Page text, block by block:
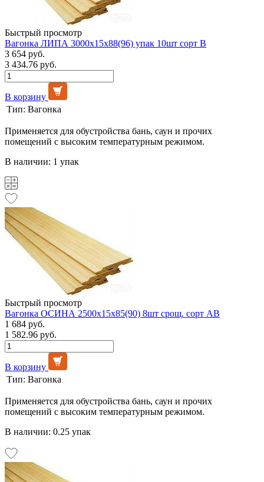
Быстрый просмотр
Вагонка ЛИПА 3000х15х88(96) упак 10шт сорт В
3 654 руб.
3 434.76 руб.
В корзину
Тип: Вагонка
Применяется для обустройства бань, саун и прочих
помещений с высоким температурным режимом.
В наличии: 1 упак
Быстрый просмотр
Вагонка ОСИНА 2500х15х85(90) 8шт срощ. сорт АВ
1 684 руб.
1 582.96 руб.
В корзину
Тип: Вагонка
Применяется для обустройства бань, саун и прочих
помещений с высоким температурным режимом.
В наличии: 0.25 упак